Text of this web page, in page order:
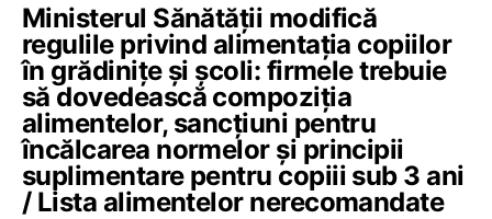
Ministerul Sănătății modifică
regulile privind alimentația copiilor
în grădinițe și școli: firmele trebuie
să dovedească compoziția
alimentelor, sancțiuni pentru
încălcarea normelor și principii
suplimentare pentru copiii sub 3 ani
/ Lista alimentelor nerecomandate